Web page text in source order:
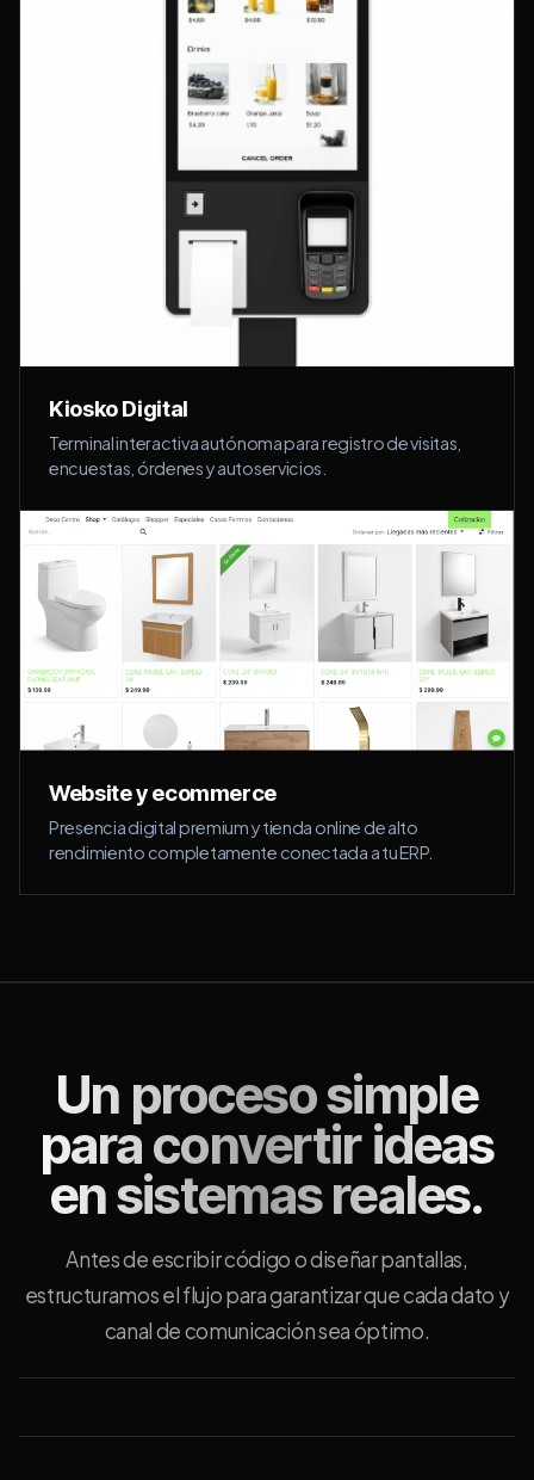
Kiosko Digital
Terminal interactiva autónoma para registro de visitas,
encuestas, órdenes y autoservicios.
Website y ecommerce
Presencia digital premium y tienda online de alto
rendimiento completamente conectada a tu ERP.
Un proceso simple
para convertir ideas
en sistemas reales.
Antes de escribir código o diseñar pantallas,
estructuramos el flujo para garantizar que cada dato y
canal de comunicación sea óptimo.